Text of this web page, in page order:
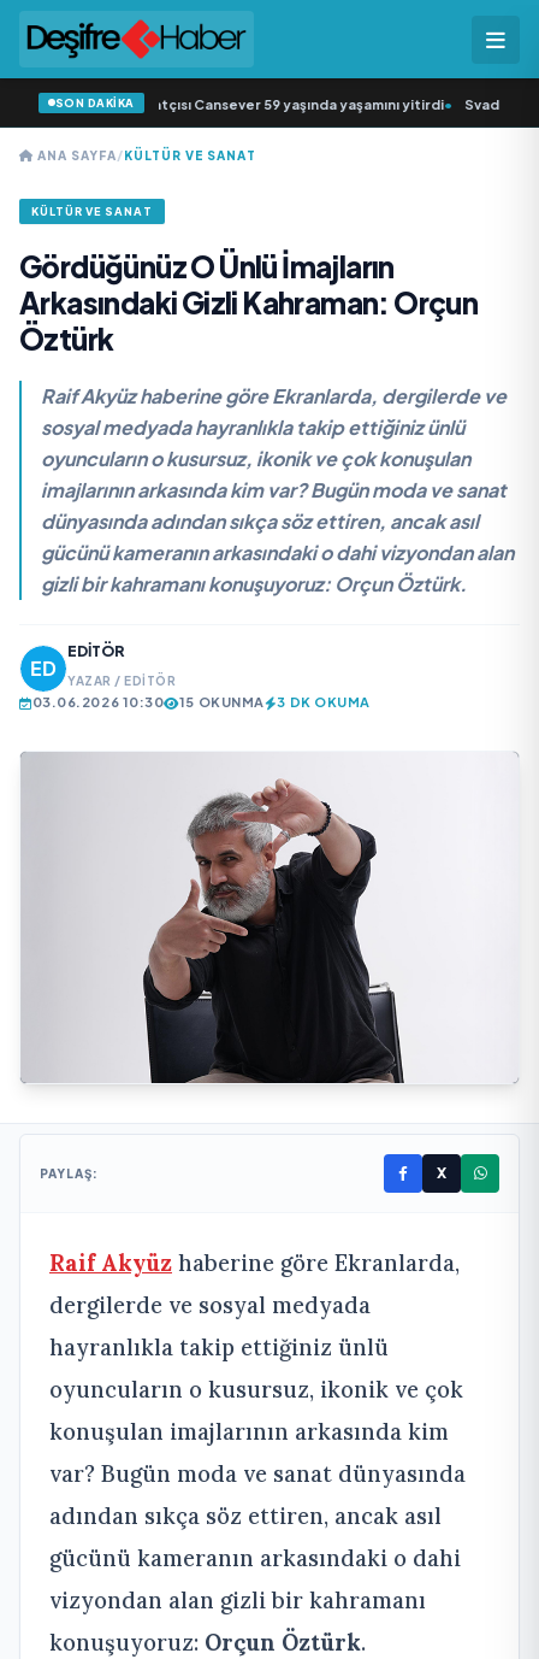
SON DAKİKA
sevilen sanatçısı Cansever 59 yaşında yaşamını yitirdi• Svadba
ANA SAYFA/KÜLTÜR VE SANAT
KÜLTÜR VE SANAT
Gördüğünüz O Ünlü İmajların
Arkasındaki Gizli Kahraman: Orçun
Öztürk
Raif Akyüz haberine göre Ekranlarda, dergilerde ve
sosyal medyada hayranlıkla takip ettiğiniz ünlü
oyuncuların o kusursuz, ikonik ve çok konuşulan
imajlarının arkasında kim var? Bugün moda ve sanat
dünyasında adından sıkça söz ettiren, ancak asıl
gücünü kameranın arkasındaki o dahi vizyondan alan
gizli bir kahramanı konuşuyoruz: Orçun Öztürk.
EDITÖR
YAZAR / EDITÖR
03.06.2026 10:30 15 OKUNMA 3 DK OKUMA
PAYLAŞ: X
Raif Akyüz haberine göre Ekranlarda,
dergilerde ve sosyal medyada
hayranlıkla takip ettiğiniz ünlü
oyuncuların o kusursuz, ikonik ve çok
konuşulan imajlarının arkasında kim
var? Bugün moda ve sanat dünyasında
adından sıkça söz ettiren, ancak asıl
gücünü kameranın arkasındaki o dahi
vizyondan alan gizli bir kahramanı
konuşuyoruz: Orçun Öztürk.